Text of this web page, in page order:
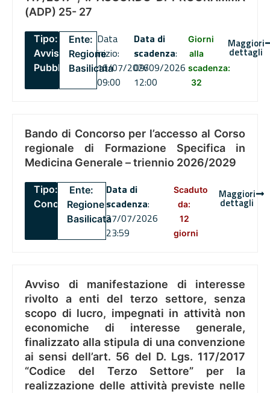
(ADP) 25- 27
Tipo:
Avviso
Pubblico
Ente:
Regione
Basilicata
Data
inizio:
16/07/2026
09:00
Data di
scadenza:
09/09/2026
12:00
Giorni
alla
scadenza:
32
Maggiori
dettagli
Bando di Concorso per l’accesso al Corso
regionale di Formazione Specifica in
Medicina Generale – triennio 2026/2029
Tipo:
Concorsi
Ente:
Regione
Basilicata
Data di
scadenza:
27/07/2026
23:59
Scaduto
da:
12
giorni
Maggiori
dettagli
Avviso di manifestazione di interesse
rivolto a enti del terzo settore, senza
scopo di lucro, impegnati in attività non
economiche di interesse generale,
finalizzato alla stipula di una convenzione
ai sensi dell’art. 56 del D. Lgs. 117/2017
“Codice del Terzo Settore” per la
realizzazione delle attività previste nelle